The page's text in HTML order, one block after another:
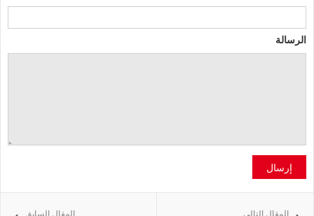
الرسالة
إرسال
المقال السابق المقال التالي